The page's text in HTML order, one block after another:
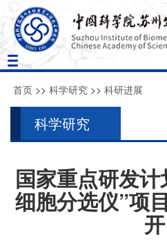
Toggle
navigation
首页 >> 科学研究 >> 科研进展
科学研究
国家重点研发
细胞分选仪”项
开